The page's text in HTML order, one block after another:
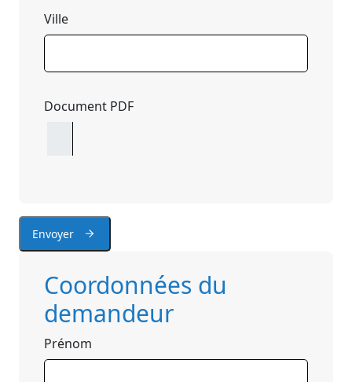
Ville
Document PDF
Envoyer
Coordonnées du
demandeur
Prénom